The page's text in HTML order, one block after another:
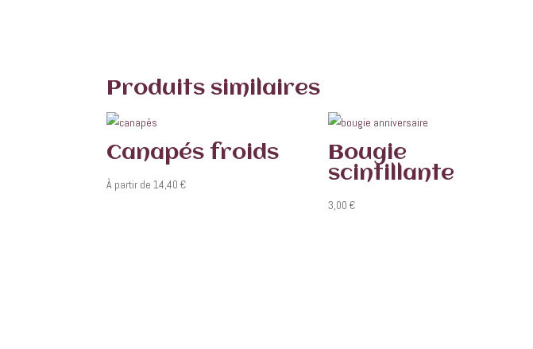
Produits similaires
Canapés froids
À partir de14,40€
Bougie
scintillante
3,00€